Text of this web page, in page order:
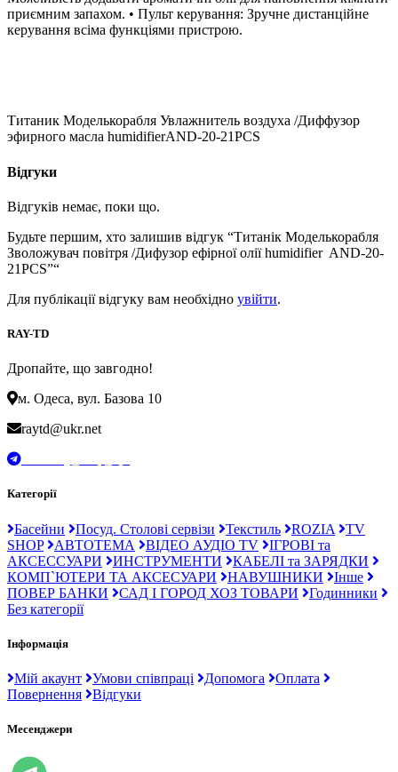
приємним запахом. • Пульт керування: Зручне дистанційне
керування всіма функціями пристрою.
Титаник Моделькорабля Увлажнитель воздуха /Диффузор
эфирного масла humidifierAND-20-21PCS
Відгуки
Відгуків немає, поки що.
Будьте першим, хто залишив відгук “Титанік Моделькорабля
Зволожувач повітря /Дифузор ефірної олії humidifier AND-20-
21PCS”“
Для публікації відгуку вам необхідно увійти.
RAY-TD
Дропайте, що завгодно!
м. Одеса, вул. Базова 10
raytd@ukr.net
Категорії
Басейни Посуд. Столові сервізи Текстиль ROZIA
TV
SHOP
АВТОТЕМА ВІДЕО АУДІО TV
ІГРОВІ та
АКСЕССУАРИ
ИНСТРУМЕНТИ
КАБЕЛІ та ЗАРЯДКИ
КОМП`ЮТЕРИ ТА АКСЕСУАРИ
НАВУШНИКИ
Інше
ПОВЕР БАНКИ
САД І ГОРОД ХОЗ ТОВАРИ
Годинники
Без категорії
Інформація
Мій акаунт Умови співпраці Допомога
Оплата
Повернення
Відгуки
Месенджери